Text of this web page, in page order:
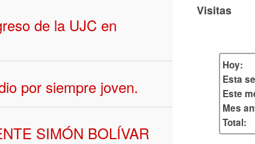
de la UJC en
por siempre joven.
SIMÓN BOLÍVAR
Visitas
Hoy:
Esta
Este
Mes
Total: